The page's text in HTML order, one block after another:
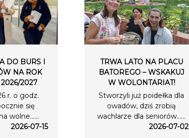
DO BURS I
NA ROK
2027
r. o godz.
się
wolne…...
2026-07-15
TRWA LATO NA PLACU
BATOREGO – WSKAKUJ
W WOLONTARIAT!
Stworzyli już poidełka dla
owadów, dziś zrobią
wachlarze dla seniorów…...
2026-07-02